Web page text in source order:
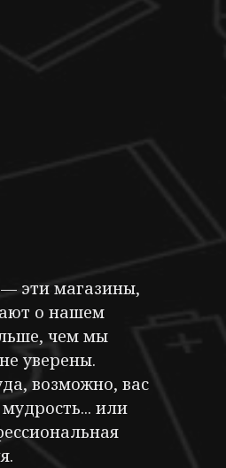
— эти магазины,
о нашем
чем мы
уверены.
возможно, вас
или